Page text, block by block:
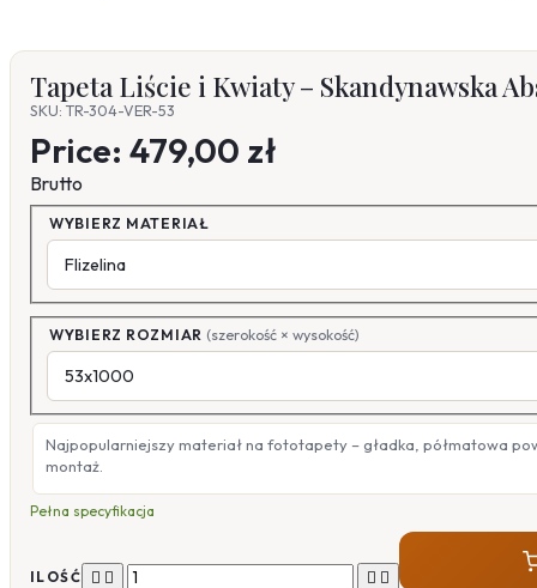
Tapeta Liście i Kwiaty – Skandynawska
SKU: TR-304-VER-53
Price: 479,00 zł
Brutto
WYBIERZ MATERIAŁ
WYBIERZ ROZMIAR (szerokość × wysokość)
Najpopularniejszy materiał na fototapety – gładka, półmatowa
montaż.
Pełna specyfikacja
ILOŚĆ    